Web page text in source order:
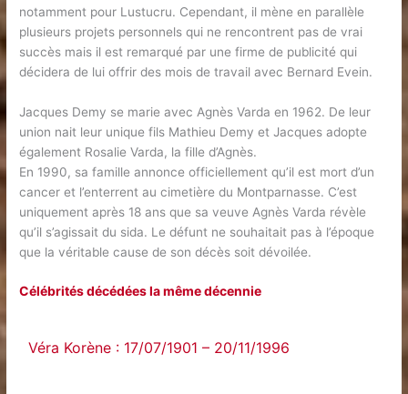
notamment pour Lustucru. Cependant, il mène en parallèle
plusieurs projets personnels qui ne rencontrent pas de vrai
succès mais il est remarqué par une firme de publicité qui
décidera de lui offrir des mois de travail avec Bernard Evein.
Jacques Demy se marie avec Agnès Varda en 1962. De leur
union nait leur unique fils Mathieu Demy et Jacques adopte
également Rosalie Varda, la fille d’Agnès.
En 1990, sa famille annonce officiellement qu’il est mort d’un
cancer et l’enterrent au cimetière du Montparnasse. C’est
uniquement après 18 ans que sa veuve Agnès Varda révèle
qu’il s’agissait du sida. Le défunt ne souhaitait pas à l’époque
que la véritable cause de son décès soit dévoilée.
Célébrités décédées la même décennie
Véra Korène : 17/07/1901 – 20/11/1996